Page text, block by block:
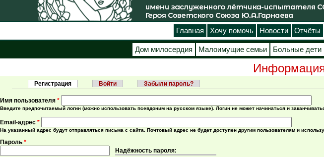
Главная Хочу помочь Новости Отчёты
Дом милосердия Малоимущие семьи Больные дети
Главные вкладки
Регистрация (активная вкладка)
Войти Забыли пароль?
Имя пользователя *
Введите предпочитаемый логин (можно использовать псевдоним на русском языке). Логин не может начинаться и
Email-адрес *
На указанный адрес будут отправляться письма с сайта. Почтовый адрес не будет доступен другим пользователям и
Надёжность пароля:
Пароль *